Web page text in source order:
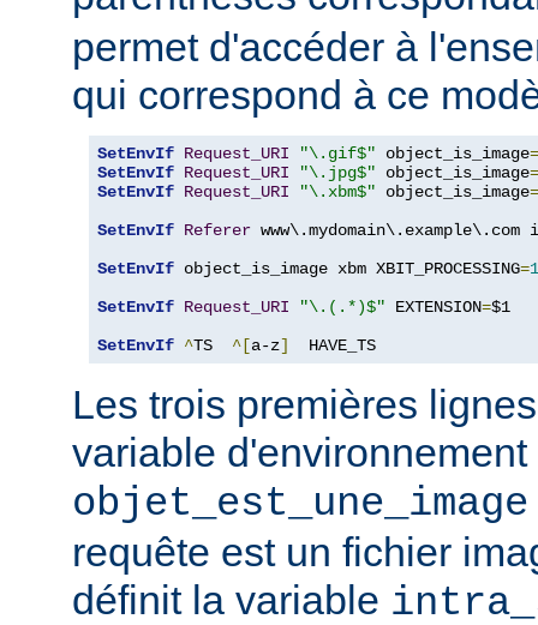
permet d'accéder à
qui correspond à ce
SetEnvIf Request_URI "\.gif$" object_is_image=
SetEnvIf Request_URI "\.jpg$" object_is_image=
SetEnvIf Request_URI "\.xbm$" object_is_image=
SetEnvIf Referer
SetEnvIf object_is_image xbm XBIT_PROCESSING=1
SetEnvIf Request_URI "\.(.*)$" EXTENSION=$1
SetEnvIf ^TS ^[a-z]
  HAVE_TS
Les trois premières
variable d'environnement
objet_est_une_image
requête est un fichier
définit la variable